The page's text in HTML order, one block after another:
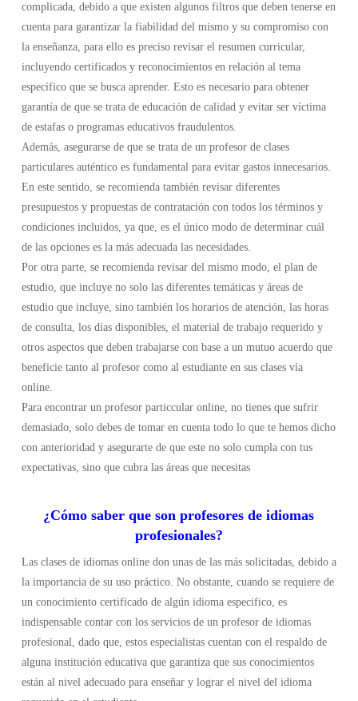
complicada, debido a que existen algunos filtros que deben tenerse en
cuenta para garantizar la fiabilidad del mismo y su compromiso con
la enseñanza, para ello es preciso revisar el resumen curricular,
incluyendo certificados y reconocimientos en relación al tema
específico que se busca aprender. Esto es necesario para obtener
garantía de que se trata de educación de calidad y evitar ser víctima
de estafas o programas educativos fraudulentos.
Además, asegurarse de que se trata de un profesor de clases
particulares auténtico es fundamental para evitar gastos innecesarios.
En este sentido, se recomienda también revisar diferentes
presupuestos y propuestas de contratación con todos los términos y
condiciones incluidos, ya que, es el único modo de determinar cuál
de las opciones es la más adecuada las necesidades.
Por otra parte, se recomienda revisar del mismo modo, el plan de
estudio, que incluye no solo las diferentes temáticas y áreas de
estudio que incluye, sino también los horarios de atención, las horas
de consulta, los días disponibles, el material de trabajo requerido y
otros aspectos que deben trabajarse con base a un mutuo acuerdo que
beneficie tanto al profesor como al estudiante en sus clases vía
online.
Para encontrar un profesor particcular online, no tienes que sufrir
demasiado, solo debes de tomar en cuenta todo lo que te hemos dicho
con anterioridad y asegurarte de que este no solo cumpla con tus
expectativas, sino que cubra las áreas que necesitas
¿Cómo saber que son profesores de idiomas
profesionales?
Las clases de idiomas online don unas de las más solicitadas, debido a
la importancia de su uso práctico. No obstante, cuando se requiere de
un conocimiento certificado de algún idioma especifico, es
indispensable contar con los servicios de un profesor de idiomas
profesional, dado que, estos especialistas cuentan con el respaldo de
alguna institución educativa que garantiza que sus conocimientos
están al nivel adecuado para enseñar y lograr el nivel del idioma